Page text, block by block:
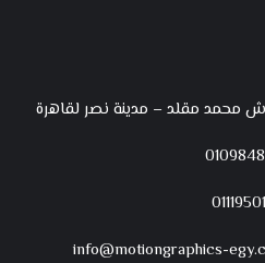
info@motiongraphics-